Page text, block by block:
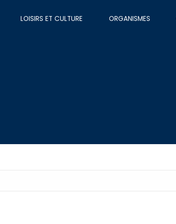
LOISIRS ET CULTURE ORGANISMES